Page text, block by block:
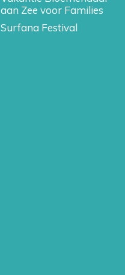
aan Zee voor Families
Surfana Festival